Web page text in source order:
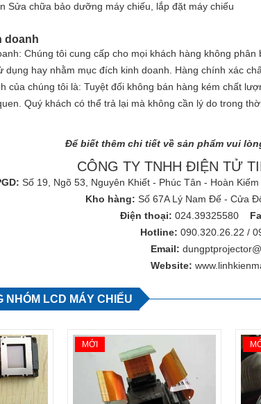
Sửa chữa bảo dưỡng máy chiếu, lắp đặt máy chiếu
doanh
Chúng tôi cung cấp cho mọi khách hàng không
dụng hay nhằm mục đích kinh doanh. Hàng chính xác
của chúng tôi là: Tuyệt đối không bán hàng kém chất
Quý khách có thể trả lại mà không cần lý do trong
Để biết thêm chi tiết về sản phẩm vui
CÔNG TY TNHH ĐIỆN TỬ
Số 19, Ngõ 53, Nguyên Khiết - Phúc Tân - Hoàn
Kho hàng: Số 67A Lý Nam Đế - Cửa
Điện thoại: 024.39325580
Hotline: 090.320.26.22 /
Email:
Website:
NHÓM LCD MÁY CHIẾU
MỚI